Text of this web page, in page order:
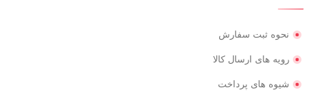
نحوه ثبت سفارش
رویه های ارسال کالا
شیوه های پرداخت